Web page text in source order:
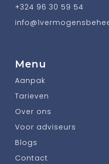
+324 96 30 59 54
Menu
Aanpak
Tarieven
Over ons
Voor adviseurs
Blogs
Contact